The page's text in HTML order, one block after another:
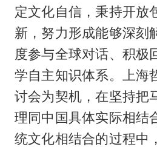
定文化自信，秉持开放
新，努力形成能够深刻
度参与全球对话、积极
学自主知识体系。上海
讨会为契机，在坚持把
理同中国具体实际相结
统文化相结合的过程中